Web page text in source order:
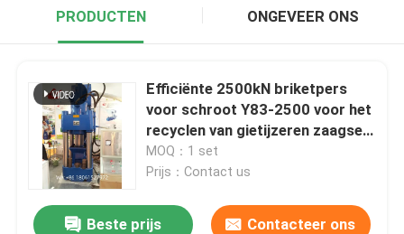
PRODUCTEN ONGEVEER ONS
Efficiënte 2500kN briketpers
voor schroot Y83-2500 voor het
recyclen van gietijzeren zaagsel
en metaalsplinters
MOQ：1 set
Prijs：Contact us
Beste prijs Contacteer ons